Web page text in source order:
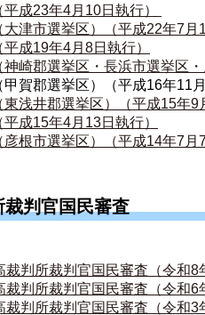
成23年4月10日執行）
津市選挙区）（平成22年7月
成19年4月8日執行）
神崎郡選挙区・長浜市選挙区
甲賀郡選挙区）（平成16年11
浅井郡選挙区）（平成15年9
成15年4月13日執行）
根市選挙区）（平成14年7月7
裁判官国民審査
裁判所裁判官国民審査（令和8
裁判所裁判官国民審査（令和6
裁判所裁判官国民審査（令和3